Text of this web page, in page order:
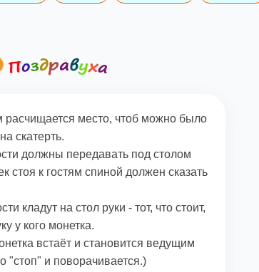
расчищается место, чтоб можно было
скатерть.
должны передавать под столом
стоя к гостям спиной должен сказать
кладут на стол руки - тот, что стоит,
у кого монетка.
встаёт и становится ведущим
"стоп" и поворачивается.)